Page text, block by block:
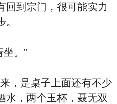
回到宗门，很可能实力
。”
是桌子上面还有不少
水，两个玉杯，聂无双